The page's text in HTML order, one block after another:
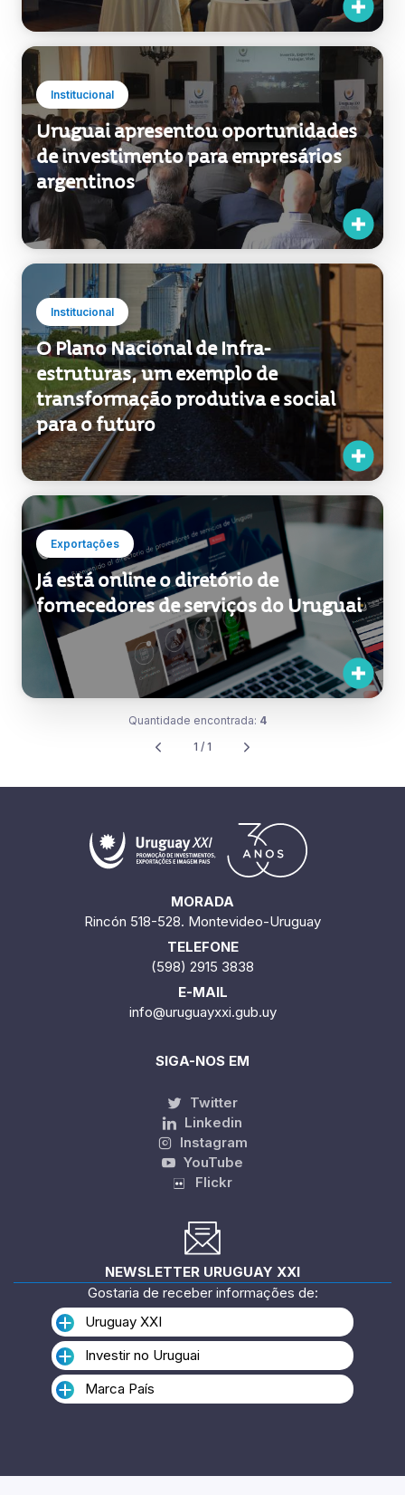
Institucional
Uruguai apresentou oportunidades
de investimento para empresários
argentinos
Institucional
O Plano Nacional de Infra-
estruturas, um exemplo de
transformação produtiva e social
para o futuro
Exportações
Já está online o diretório de
fornecedores de serviços do Uruguai
Quantidade encontrada: 4
1 / 1
MORADA
Rincón 518-528. Montevideo-Uruguay
TELEFONE
(598) 2915 3838
E-MAIL
info@uruguayxxi.gub.uy
SIGA-NOS EM
Twitter
Linkedin
Instagram
YouTube
Flickr
NEWSLETTER URUGUAY XXI
Gostaria de receber informações de:
Uruguay XXI
Investir no Uruguai
Marca País